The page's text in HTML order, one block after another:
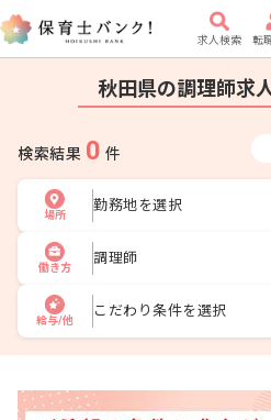
求人検索 転
秋田県の調理師求
検索結果 0 件
場所
勤務地を選択
働き方
調理師
給与/他
こだわり条件を選択